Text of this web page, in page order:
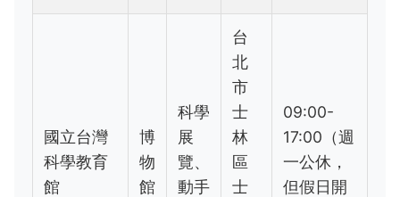
國立台灣
科學教育
館
博
物
館
科學
展
覽、
動手
台
北
市
士
林
區
士
09:00-
17:00（週
一公休，
但假日開